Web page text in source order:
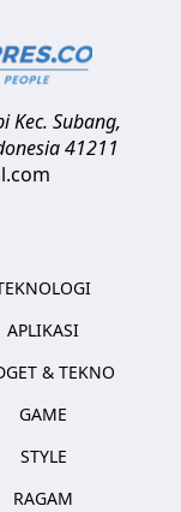
Kec. Subang,
41211
APLIKASI
& TEKNO
GAME
STYLE
RAGAM